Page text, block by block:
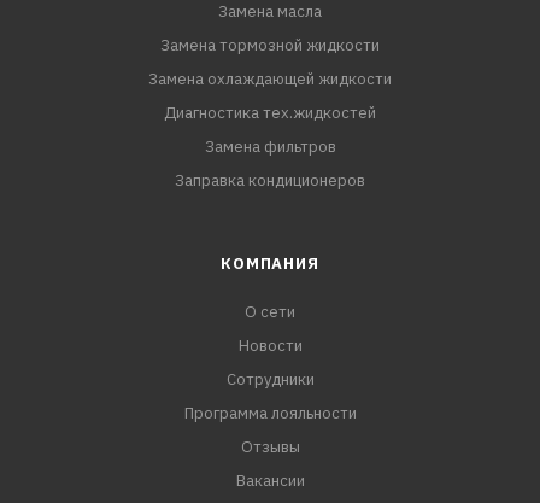
Замена масла
Замена тормозной жидкости
Замена охлаждающей жидкости
Диагностика тех.жидкостей
Замена фильтров
Заправка кондиционеров
КОМПАНИЯ
О сети
Новости
Сотрудники
Программа лояльности
Отзывы
Вакансии